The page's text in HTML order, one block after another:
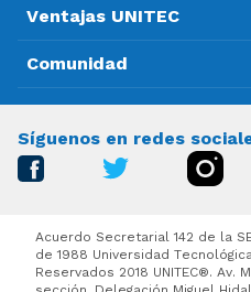
Ventajas UNITEC
Comunidad
Síguenos en redes
Acuerdo Secretarial 142 de la
de 1988 Universidad
Reservados 2018 UNITEC®. Av.